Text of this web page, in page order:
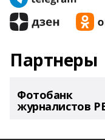
Партнеры
Фотобанк
журналистов